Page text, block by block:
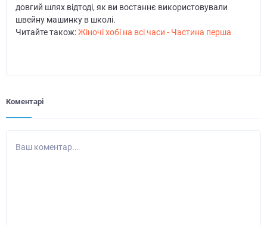
довгий шлях відтоді, як ви востаннє використовували
швейну машинку в школі.
Читайте також:Жіночі хобі на всі часи - Частина перша
Коментарі
Ваш коментар...